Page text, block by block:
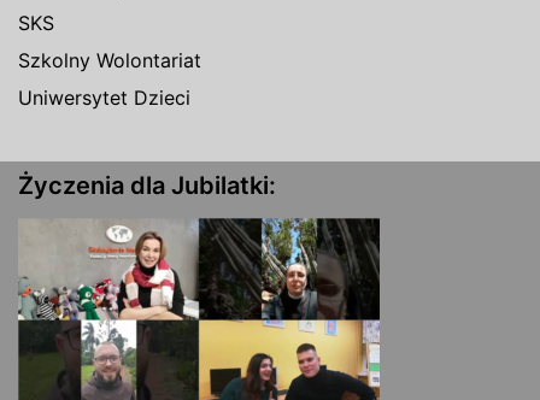
SKS
Szkolny Wolontariat
Uniwersytet Dzieci
Życzenia dla Jubilatki: